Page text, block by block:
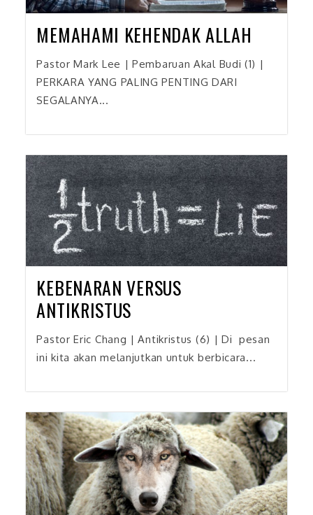
MEMAHAMI KEHENDAK ALLAH
Pastor Mark Lee | Pembaruan Akal Budi (1) |
PERKARA YANG PALING PENTING DARI
SEGALANYA...
KEBENARAN VERSUS
ANTIKRISTUS
Pastor Eric Chang | Antikristus (6) | Di pesan
ini kita akan melanjutkan untuk berbicara...